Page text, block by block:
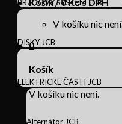
V košíku nic
0
Košík
V košíku nic není.
BRZDOVÝ SYSTÉM JCB
DISKY JCB
ELEKTRICKÉ ČÁSTI JCB
Alternátor JCB